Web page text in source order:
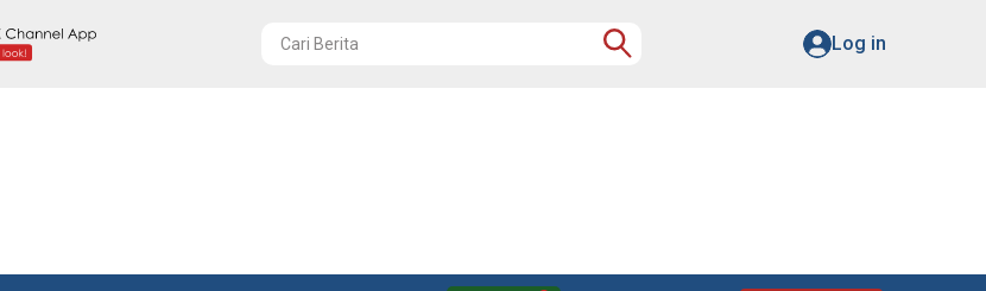
Log in